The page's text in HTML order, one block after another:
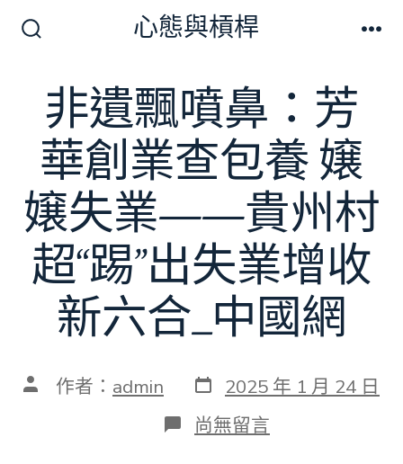
換
開
關
心態與槓桿
非遺飄噴鼻：芳
華創業查包養 嬢
嬢失業——貴州村
超“踢”出失業增收
新六合_中國網
文 作者： admin 發
表
日
期
2025 年 1 月 24 日
在
〈非
尚無留言